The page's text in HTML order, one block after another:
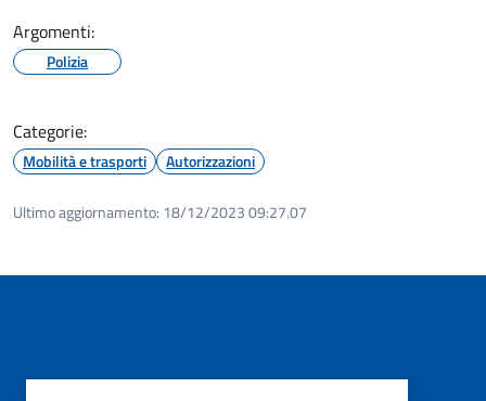
Argomenti:
Polizia
Categorie:
Mobilità e trasporti Autorizzazioni
Ultimo aggiornamento: 18/12/2023 09:27.07